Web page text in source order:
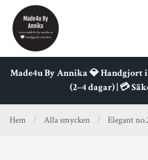
Made4u By Annika 💎 Handgjort i
(2–4 dagar) | 💳
Hem / Alla smycken / Elegant